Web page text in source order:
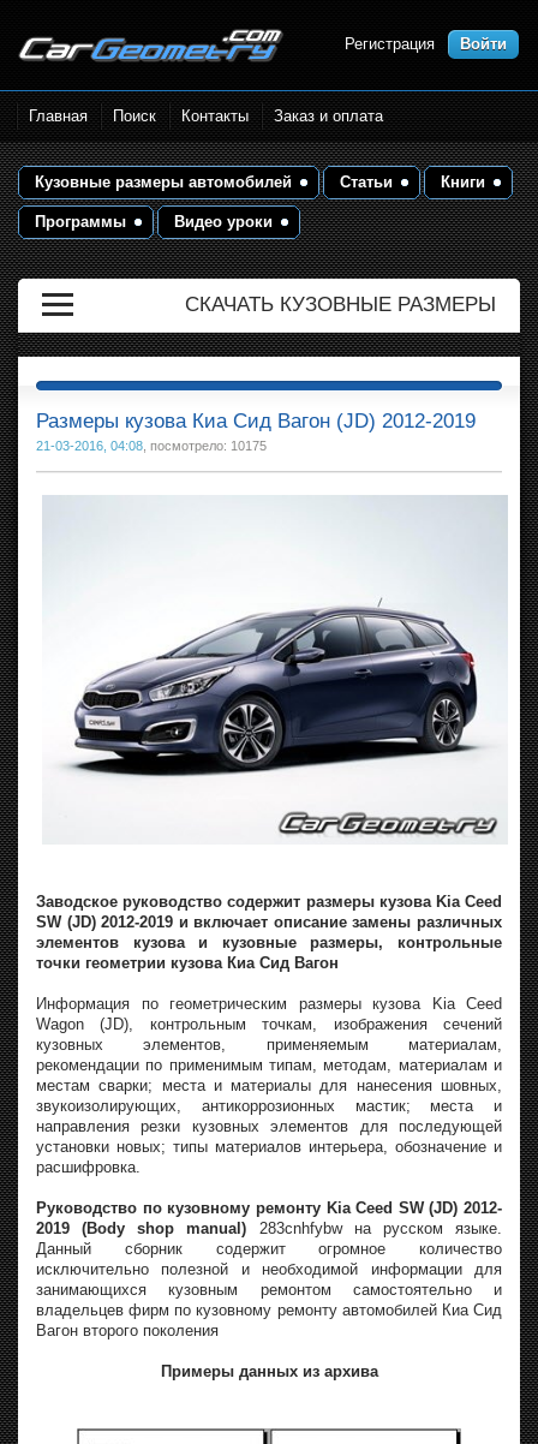
Размеры кузова автомобилей.
Контрольные точки и кузовные
размеры. Геометрия кузова
Регистрация Войти
Главная Поиск Контакты Заказ и оплата
Кузовные размеры автомобилей Статьи Книги
Программы Видео уроки
СКАЧАТЬ КУЗОВНЫЕ РАЗМЕРЫ
Размеры кузова Киа Сид Вагон (JD) 2012-2019
21-03-2016, 04:08 , посмотрело: 10175
Заводское руководство содержит размеры кузова Kia Ceed
SW (JD) 2012-2019 и включает описание замены различных
элементов кузова и кузовные размеры, контрольные
точки геометрии кузова Киа Сид Вагон
Информация по геометрическим размеры кузова Kia Ceed
Wagon (JD), контрольным точкам, изображения сечений
кузовных элементов, применяемым материалам,
рекомендации по применимым типам, методам, материалам и
местам сварки; места и материалы для нанесения шовных,
звукоизолирующих, антикоррозионных мастик; места и
направления резки кузовных элементов для последующей
установки новых; типы материалов интерьера, обозначение и
расшифровка.
Руководство по кузовному ремонту Kia Ceed SW (JD) 2012-
2019 (Body shop manual) 283cnhfybw на русском языке.
Данный сборник содержит огромное количество
исключительно полезной и необходимой информации для
занимающихся кузовным ремонтом самостоятельно и
владельцев фирм по кузовному ремонту автомобилей Киа Сид
Вагон второго поколения
Примеры данных из архива